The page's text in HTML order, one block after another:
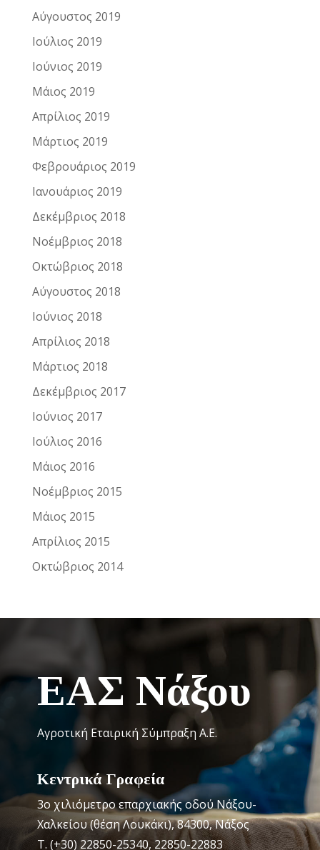
Αύγουστος 2019
Ιούλιος 2019
Ιούνιος 2019
Μάιος 2019
Απρίλιος 2019
Μάρτιος 2019
Φεβρουάριος 2019
Ιανουάριος 2019
Δεκέμβριος 2018
Νοέμβριος 2018
Οκτώβριος 2018
Αύγουστος 2018
Ιούνιος 2018
Απρίλιος 2018
Μάρτιος 2018
Δεκέμβριος 2017
Ιούνιος 2017
Ιούλιος 2016
Μάιος 2016
Νοέμβριος 2015
Μάιος 2015
Απρίλιος 2015
Οκτώβριος 2014
ΕΑΣ Νάξου
Αγροτική Εταιρική Σύμπραξη Α.Ε.
Κεντρικά Γραφεία
3o χιλιόμετρο επαρχιακής οδού Νάξου-
Χαλκείου (θέση Λουκάκι), 84300, Νάξος
Τ. (+30) 22850-25340, 22850-22883